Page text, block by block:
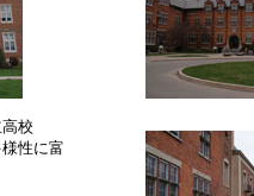
校
性に富